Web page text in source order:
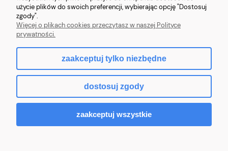
NAWIGACJA
pokaż pełną wersję strony
Sklep internetowy Shoper.pl
użycie plików do swoich preferencji, wybierając opcję "Dostosuj
zgody".
Więcej o plikach cookies przeczytasz w naszej Polityce
prywatności.
zaakceptuj tylko niezbędne
dostosuj zgody
zaakceptuj wszystkie